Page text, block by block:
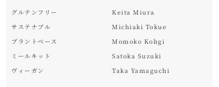
グルテンフリー
サステナブル
プラントベース
ミールキット
ヴィーガン
Keita Miura
Michiaki Tokue
Momoko Kohgi
Satoka Suzuki
Taka Yamaguchi